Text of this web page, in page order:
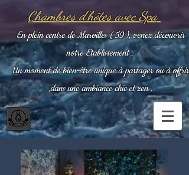
Chambres d'hôtes avec Spa
En plein centre de Maroilles ( 59 ), venez découvrir
notre Etablissement .
Un moment de bien-être unique à partager ou à offrir
,dans une ambiance chic et zen .